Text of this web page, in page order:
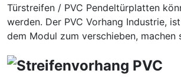
Türstreifen / PVC Pendeltürplatten
werden. Der PVC Vorhang Industrie,
dem Modul zum verschieben,